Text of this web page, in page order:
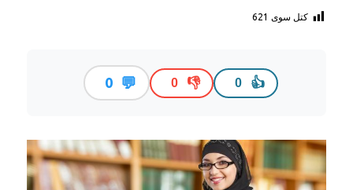
کتل سوی 621
👍
0
👎
0
💬
0